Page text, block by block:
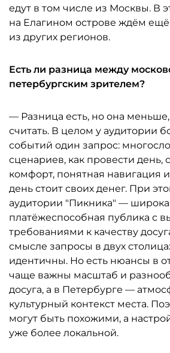
едут в том числе из Москвы. В
на Елагином острове ждём
из других регионов.
Есть ли разница между
петербургским зрителем?
— Разница есть, но она
считать. В целом у аудитории
событий один запрос:
сценариев, как провести день,
комфорт, понятная навигация
день стоит своих денег. При
аудитории "Пикника" —
платёжеспособная публика с
требованиями к качеству
смысле запросы в двух
идентичны. Но есть нюансы в
чаще важны масштаб и
досуга, а в Петербурге —
культурный контекст места.
могут быть похожими, а
уже более локальной.